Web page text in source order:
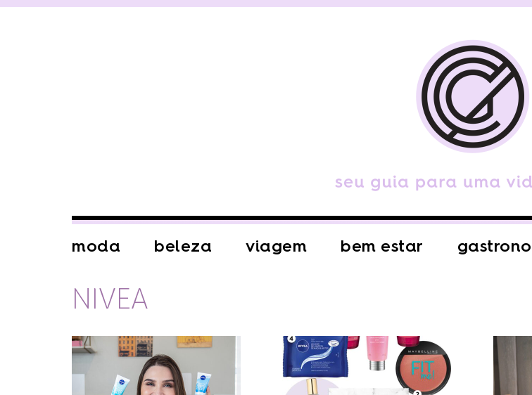
moda beleza viagem bem estar
NIVEA